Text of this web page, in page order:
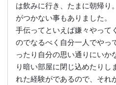
は飲みに行き、たまに朝帰り
がつかない事もありました。
手伝ってといえば嫌々やって
のでなるべく自分一人でやっ
ったり自分の思い通りにいか
り暗い部屋に閉じ込めたりし
れた経験がであるので、それ